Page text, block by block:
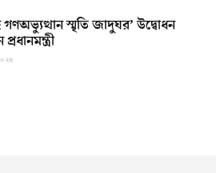
স্মৃতি জাদুঘর’ উদ্বোধন